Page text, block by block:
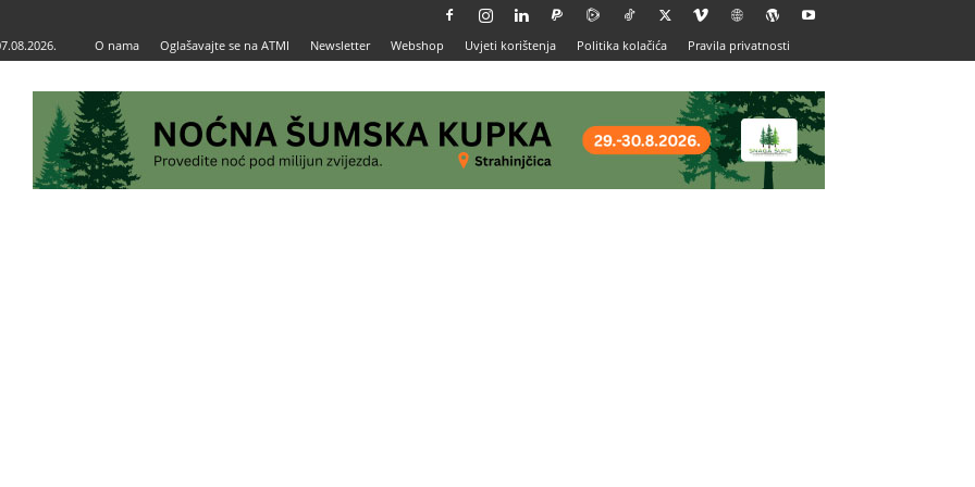
O nama Oglašavajte se na ATMI Newsletter Webshop Uvjeti korištenja Politika kolačića Pravila privatnosti